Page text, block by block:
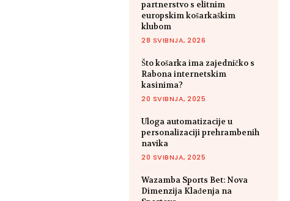
partnerstvo s elitnim
europskim košarkaškim
klubom
28 SVIBNJA, 2026
Što košarka ima zajedničko s
Rabona internetskim
kasinima?
20 SVIBNJA, 2025
Uloga automatizacije u
personalizaciji prehrambenih
navika
20 SVIBNJA, 2025
Wazamba Sports Bet: Nova
Dimenzija Klađenja na